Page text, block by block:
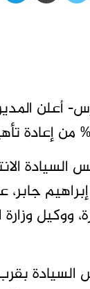
أعلن
جابر،
ووكيل
بقرب